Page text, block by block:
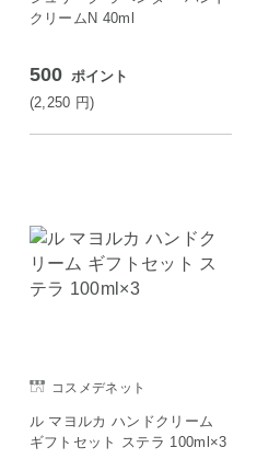
クリームN 40ml
500 ポイント
(2,250 円)
コスメデネット
ル マヨルカ ハンドクリーム
ギフトセット ステラ 100ml×3